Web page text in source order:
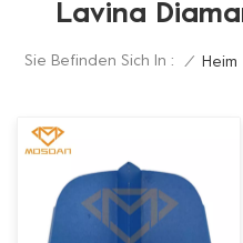
Lavina
Sie Befinden Sich In : / Heim